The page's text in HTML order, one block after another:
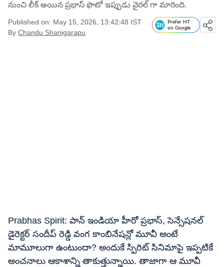
నుంచి లీక్ అయిన ప్రభాస్ ఫొటో ఇప్పుడు వైరల్ గా మారింది.
Published on: May 15, 2026, 13:42:48 IST
By Chandu Shanigarapu
Prefer HT
on Google
Prabhas Spirit: పాన్ ఇండియా హీరో ప్రభాస్, సెన్సేషనల్
డైరెక్టర్ సందీప్ రెడ్డి వంగ కాంబినేషన్లో మూవీ అంటే
మామూలుగా ఉంటుందా? అందుకే స్పిరిట్ సినిమాపై ఇప్పటికే
అంచనాలు ఆకాశాన్ని తాకుత్తున్నాయి. తాజాగా ఆ మూవీ